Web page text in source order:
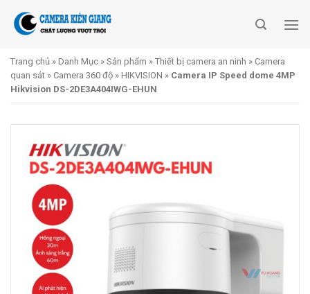
Trang chủ » Danh Mục » Sản phẩm » Thiết bị camera an ninh » Camera
quan sát » Camera 360 độ » HIKVISION » Camera IP Speed dome 4MP
Hikvision DS-2DE3A404IWG-EHUN